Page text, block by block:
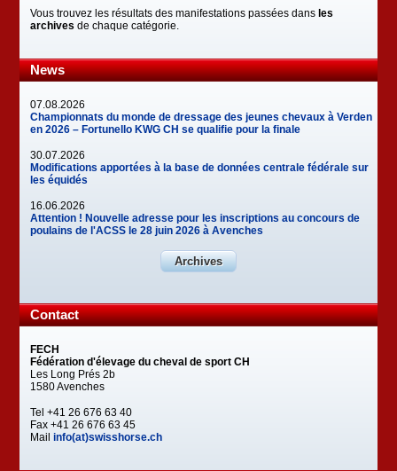
Vous trouvez les résultats des manifestations passées dans les
archives de chaque catégorie.
News
07.08.2026
Championnats du monde de dressage des jeunes chevaux à Verden
en 2026 – Fortunello KWG CH se qualifie pour la finale
30.07.2026
Modifications apportées à la base de données centrale fédérale sur
les équidés
16.06.2026
Attention ! Nouvelle adresse pour les inscriptions au concours de
poulains de l'ACSS le 28 juin 2026 à Avenches
Archives
Contact
FECH
Fédération d'élevage du cheval de sport CH
Les Long Prés 2b
1580 Avenches
Tel +41 26 676 63 40
Fax +41 26 676 63 45
Mailinfo(at)swisshorse.ch